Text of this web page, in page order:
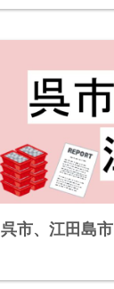
呉市、江田島市